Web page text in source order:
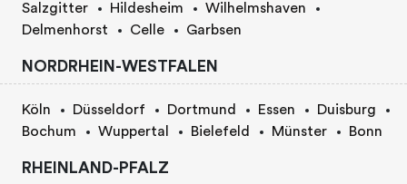
Salzgitter
Hildesheim
Wilhelmshaven
Delmenhorst
Celle Garbsen
NORDRHEIN-WESTFALEN
Köln Düsseldorf Dortmund Essen
Duisburg
Bochum
Wuppertal Bielefeld Münster Bonn
RHEINLAND-PFALZ